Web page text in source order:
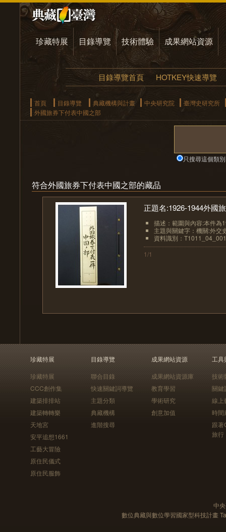
珍藏特展 目錄導覽 技術體驗 成果網站資源
目錄導覽首頁 HOTKEY快速導覽
首頁 目錄導覽 典藏機構與計畫 中央研究院
臺灣史研究所
外國旅券下付表中國之部
只搜尋這個類別
符合外國旅券下付表中國之部的藏品
正題名:1926-1944外國
描述：範圍與內容:本件為
主題與關鍵字：機關:外交
資料識別：T1011_04_001
1/1
珍藏特展
珍藏特展
CCC創作集
建築排排站
建築轉轉樂
天地宮
安平追想1661
工藝大冒險
原住民儀式
原住民服飾
目錄導覽
聯合目錄
快速關鍵詞導覽
主題分類
典藏機構
進階搜尋
成果網站資源
成果網站資源庫
教育學習
學術研究
創意加值
工具
技術
關鍵
線上
時間
跟
旅行
中
數位典藏與數位學習國家型科技計畫